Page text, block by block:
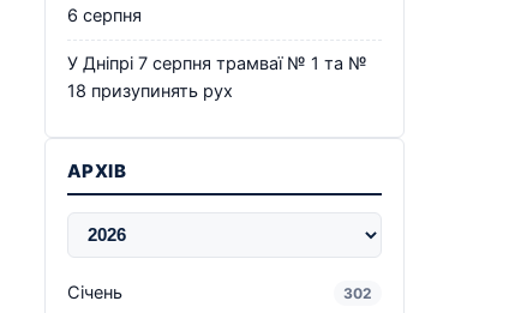
6 серпня
У Дніпрі 7 серпня трамваї № 1 та №
18 призупинять рух
АРХІВ
Січень 302